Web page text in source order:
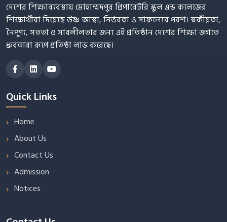
দেশের শিক্ষাব্যবস্থায় মোহাম্মদপুর প্রিপারেটরি স্কুল এন্ড কলেজের
শিক্ষার্থীরা দিয়েছে উষ্ণ আস্থা, নির্ভরতা ও সাফল্যের পরশ। স্বকীয়তা,
নৈপুণ্য, সততা ও সাবলীলতার জন্য এই প্রতিষ্ঠান দেশের শিক্ষা জগতে
ধ্রুবতারা রূপে প্রতিষ্ঠা লাভ করেছে।
Quick Links
Home
About Us
Contact Us
Admission
Notices